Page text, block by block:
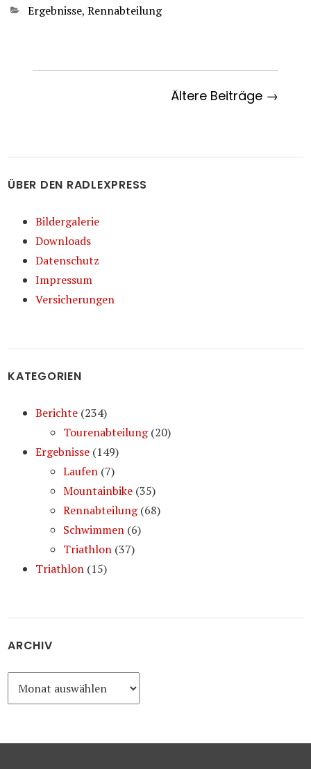
Kategorien
Ergebnisse, Rennabteilung
Ältere Beiträge →
ÜBER DEN RADLEXPRESS
Bildergalerie
Downloads
Datenschutz
Impressum
Versicherungen
KATEGORIEN
Berichte (234)
Tourenabteilung(20)
Ergebnisse (149)
Laufen (7)
Mountainbike (35)
Rennabteilung(68)
Schwimmen (6)
Triathlon (37)
Triathlon (15)
ARCHIV
Archiv